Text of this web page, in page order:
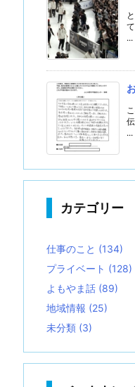
...
...
カテゴリー
仕事のこと (134)
プライベート (128)
よもやま話 (89)
地域情報 (25)
未分類 (3)